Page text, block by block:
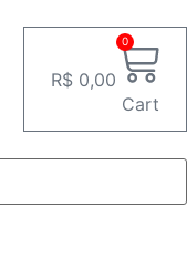
R$ 0,00
0
Cart